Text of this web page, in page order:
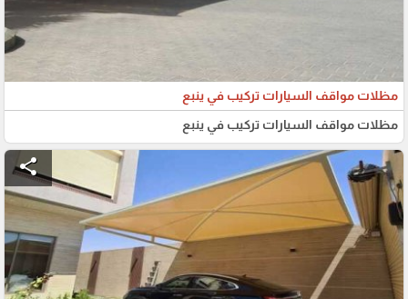
مظلات مواقف السيارات تركيب في ينبع
مظلات مواقف السيارات تركيب في ينبع
share